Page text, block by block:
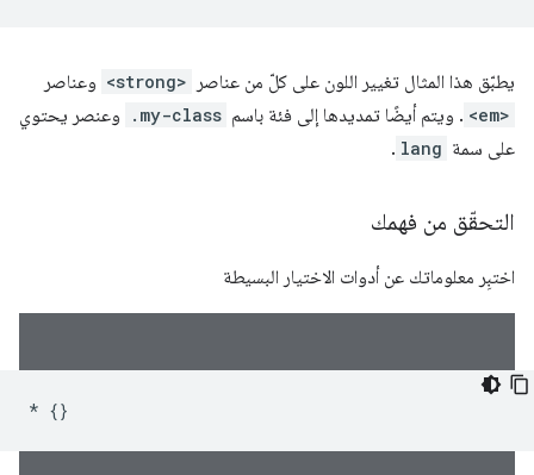
يطبّق هذا المثال تغيير اللون على كلّ من عناصر <strong> وعناصر
<em> . ويتم أيضًا تمديدها إلى فئة باسم .my-class
وعنصر يحتوي
على سمة lang
.
التحقّق من فهمك
اختبِر معلوماتك عن أدوات الاختيار البسيطة
* {}